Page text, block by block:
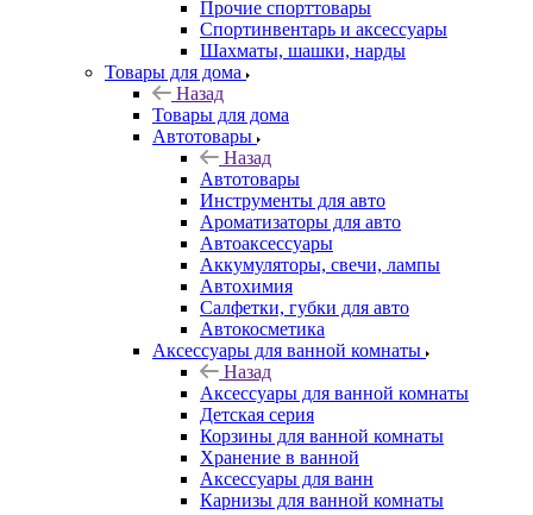
Прочие спорттовары
Спортинвентарь и аксессуары
Шахматы, шашки, нарды
Товары для дома
Назад
Товары для дома
Автотовары
Назад
Автотовары
Инструменты для авто
Ароматизаторы для авто
Автоаксессуары
Аккумуляторы, свечи, лампы
Автохимия
Салфетки, губки для авто
Автокосметика
Аксессуары для ванной комнаты
Назад
Аксессуары для ванной комнаты
Детская серия
Корзины для ванной комнаты
Хранение в ванной
Аксессуары для ванн
Карнизы для ванной комнаты